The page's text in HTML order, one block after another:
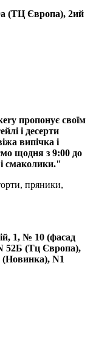
(ТЦ Європа), 2ий
пропонує своїм
і десерти
випічка і
щодня з 9:00 до
смаколики."
пряники,
1, № 10 (фасад
52Б (Тц Європа),
(Новинка), N1